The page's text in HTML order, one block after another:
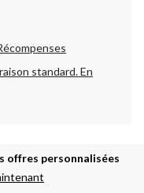
standard.En
offres personnalisées